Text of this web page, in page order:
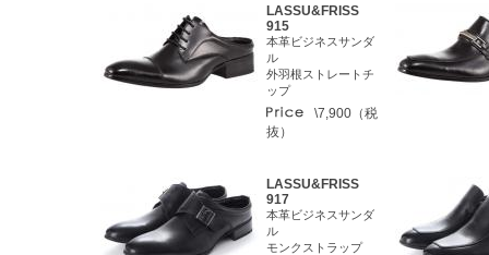
LASSU&FRISS
915
本革ビジネスサンダ
ル
外羽根ストレートチ
ップ
\7,900（税
抜）
LASSU&FRISS
917
本革ビジネスサンダ
ル
モンクストラップ